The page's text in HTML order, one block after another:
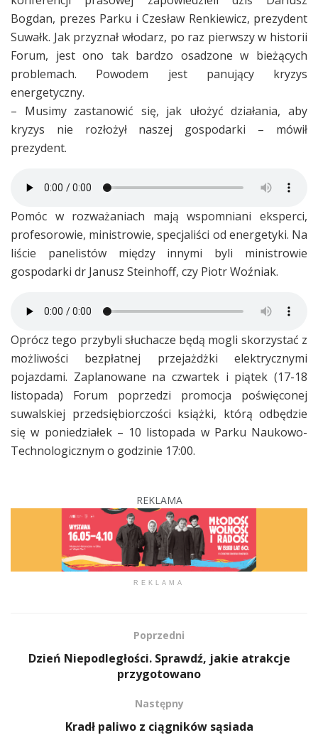
Bogdan, prezes Parku i Czesław Renkiewicz, prezydent
Suwałk. Jak przyznał włodarz, po raz pierwszy w historii
Forum, jest ono tak bardzo osadzone w bieżących
problemach. Powodem jest panujący kryzys
energetyczny.
– Musimy zastanowić się, jak ułożyć działania, aby
kryzys nie rozłożył naszej gospodarki – mówił
prezydent.
Pomóc w rozważaniach mają wspomniani eksperci,
profesorowie, ministrowie, specjaliści od energetyki. Na
liście panelistów między innymi byli ministrowie
gospodarki dr Janusz Steinhoff, czy Piotr Woźniak.
Oprócz tego przybyli słuchacze będą mogli skorzystać z
możliwości bezpłatnej przejażdżki elektrycznymi
pojazdami. Zaplanowane na czwartek i piątek (17-18
listopada) Forum poprzedzi promocja poświęconej
suwalskiej przedsiębiorczości książki, którą odbędzie
się w poniedziałek – 10 listopada w Parku Naukowo-
Technologicznym o godzinie 17:00.
REKLAMA
REKLAMA
Poprzedni
Dzień Niepodległości. Sprawdź, jakie atrakcje
przygotowano
Następny
Kradł paliwo z ciągników sąsiada